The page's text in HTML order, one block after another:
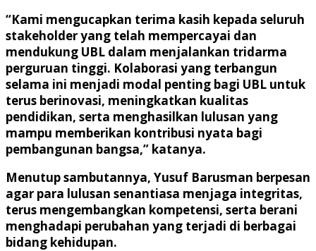
“Kami mengucapkan terima kasih kepada seluruh
stakeholder yang telah mempercayai dan
mendukung UBL dalam menjalankan tridarma
perguruan tinggi. Kolaborasi yang terbangun
selama ini menjadi modal penting bagi UBL untuk
terus berinovasi, meningkatkan kualitas
pendidikan, serta menghasilkan lulusan yang
mampu memberikan kontribusi nyata bagi
pembangunan bangsa,” katanya.
Menutup sambutannya, Yusuf Barusman berpesan
agar para lulusan senantiasa menjaga integritas,
terus mengembangkan kompetensi, serta berani
menghadapi perubahan yang terjadi di berbagai
bidang kehidupan.